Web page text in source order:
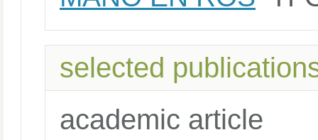
selected
academic article